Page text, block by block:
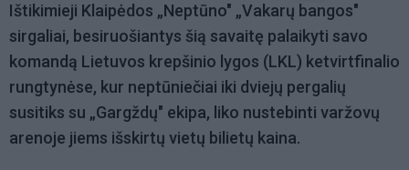
Ištikimieji Klaipėdos „Neptūno" „Vakarų bangos"
sirgaliai, besiruošiantys šią savaitę palaikyti savo
komandą Lietuvos krepšinio lygos (LKL) ketvirtfinalio
rungtynėse, kur neptūniečiai iki dviejų pergalių
susitiks su „Gargždų" ekipa, liko nustebinti varžovų
arenoje jiems išskirtų vietų bilietų kaina.